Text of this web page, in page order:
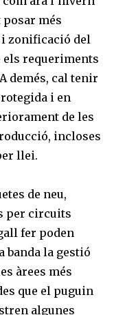
posar més
zonificació del
els requeriments
demés, cal tenir
i en
de les
incloses
llei.
de neu,
per circuits
fer poden
banda la gestió
àrees més
que el puguin
algunes